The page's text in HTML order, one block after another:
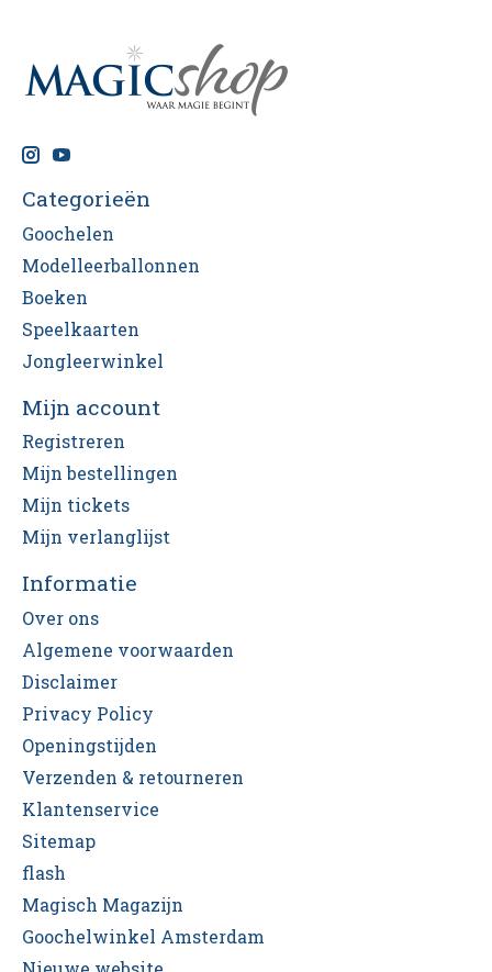
Categorieën
Goochelen
Modelleerballonnen
Boeken
Speelkaarten
Jongleerwinkel
Mijn account
Registreren
Mijn bestellingen
Mijn tickets
Mijn verlanglijst
Informatie
Over ons
Algemene voorwaarden
Disclaimer
Privacy Policy
Openingstijden
Verzenden & retourneren
Klantenservice
Sitemap
flash
Magisch Magazijn
Goochelwinkel Amsterdam